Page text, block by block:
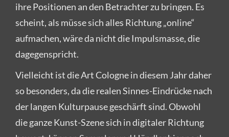
ihre Positionen an den Betrachter zu bringen. Es
scheint, als müsse sich alles Richtung „online“
aufmachen, wäre da nicht die Impulsmasse, die
dagegenspricht.
Vielleicht ist die Art Cologne in diesem Jahr daher
so besonders, da die realen Sinnes-Eindrücke nach
der langen Kulturpause geschärft sind. Obwohl
die ganze Kunst-Szene sich in digitaler Richtung